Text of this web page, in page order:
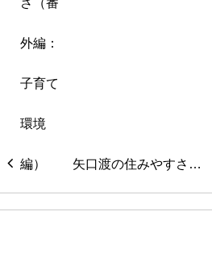
矢口渡の住みやすさ…